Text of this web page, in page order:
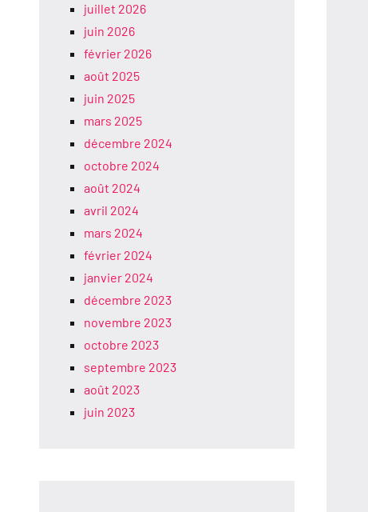
juillet 2026
juin 2026
février 2026
août 2025
juin 2025
mars 2025
décembre 2024
octobre 2024
août 2024
avril 2024
mars 2024
février 2024
janvier 2024
décembre 2023
novembre 2023
octobre 2023
septembre 2023
août 2023
juin 2023